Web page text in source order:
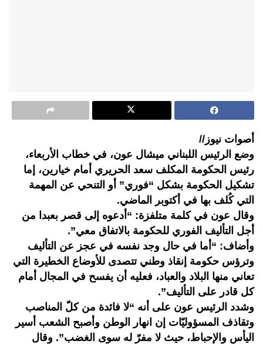
أصوات نيوز//
وضع الرئيس اللبناني ميشال عون، في خطاب الأربعاء،
رئيس الحكومة المكلف سعد الحريري أمام خيارين، إما
تشكيل الحكومة بشكل “فوري” أو التنحي عن المهمة
التي كُلف بها في أكتوبر الماضي.
وقال عون في كلمة متلفزة: “أدعوه إلى قصر بعبدا من
أجل التأليف الفوري للحكومة بالاتفاق معي”.
وأضاف: “أما في حال وجد نفسه في عجز عن التأليف
وترؤس حكومة إنقاذ وطني تتصدى للأوضاع الخطيرة التي
تعاني منها البلاد والعباد، فعليه أن يفسح في المجال أمام
كل قادر على التأليف”.
وشدد الرئيس عون على أنه “لا فائدة من كلّ المناصب
وتقاذف المسؤوليّات إن انهار الوطن وأصبح الشعب أسير
اليأس والإحباط، حيث لا مفرّ له سوى الغضب”. وقال